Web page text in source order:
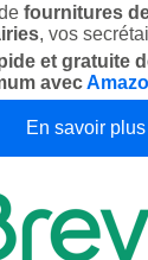
fournitures
, vos
et gratuite
avec
En savoir plus